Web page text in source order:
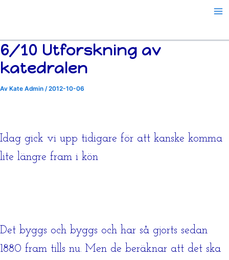
6/10 Utforskning av
katedralen
Av Kate Admin /2012-10-06
Idag gick vi upp tidigare för att kanske komma
lite längre fram i kön
Det byggs och byggs och har så gjorts sedan
1880 fram tills nu. Men de beräknar att det ska